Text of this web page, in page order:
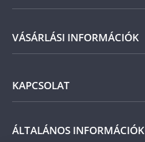
Arany
Magyar
VÁSÁRLÁSI INFORMÁCIÓK
KAPCSOLAT
Ügyfélszolgálat
ÁLTALÁNOS INFORMÁCIÓK